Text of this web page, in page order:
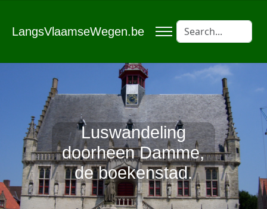
LangsVlaamseWegen.be
Luswandeling
doorheen Damme,
de boekenstad.